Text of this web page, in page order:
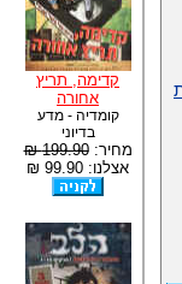
קדימה, תריץ
אחורה
קומדיה - מדע
בדיוני
מחיר:199.90 ₪
אצלנו: 99.90 ₪